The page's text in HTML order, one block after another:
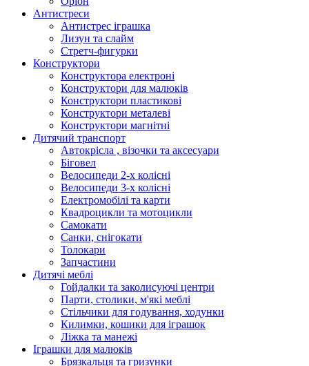
Антистреси
Антистрес іграшка
Лизун та слайм
Стретч-фигурки
Конструктори
Конструктора електроні
Конструктори для малюків
Конструктори пластикові
Конструктори металеві
Конструктори магнітні
Дитячий транспорт
Автокрісла , візочки та аксесуари
Біговел
Велосипеди 2-х колісні
Велосипеди 3-х колісні
Електромобілі та карти
Квадроцикли та мотоцикли
Самокати
Санки, снігокати
Толокари
Запчастини
Дитячі меблі
Гойдалки та заколисуючі центри
Парти, столики, м'які меблі
Стільчики для годування, ходунки
Килимки, кошики для іграшок
Ліжка та манежі
Іграшки для малюків
Брязкальця та гризунки